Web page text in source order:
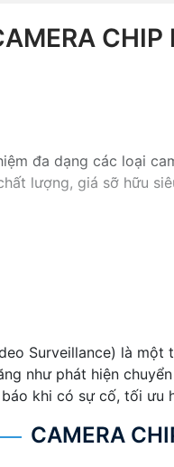
CHIP
đa dạng các loại
lượng, giá sỡ hữu
Surveillance) là
như phát hiện
khi có sự cố, tối
CAMERA